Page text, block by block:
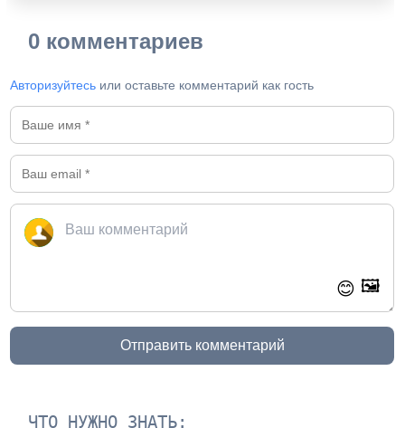
0 комментариев
Авторизуйтесь или оставьте комментарий как гость
😊 🖼️
Отправить комментарий
ЧТО НУЖНО ЗНАТЬ: